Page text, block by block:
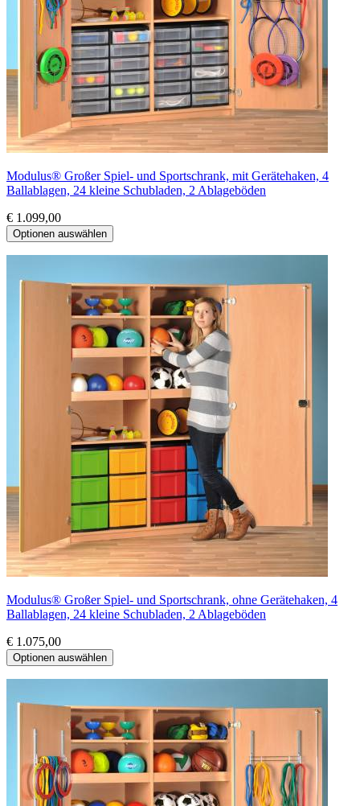
Modulus® Großer Spiel- und Sportschrank, mit Gerätehaken, 4
Ballablagen, 24 kleine Schubladen, 2 Ablageböden
€ 1.099,00
Modulus® Großer Spiel- und Sportschrank, ohne Gerätehaken, 4
Ballablagen, 24 kleine Schubladen, 2 Ablageböden
€ 1.075,00